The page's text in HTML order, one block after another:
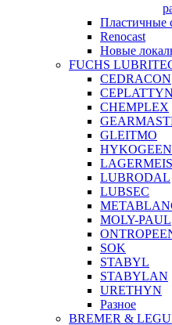
Пластичные
Renocast
Новые
FUCHS
CEDRACON
CEPLATTYN
CHEMPLEX
GLEITMO
HYKOGEEN
LUBRODAL
LUBSEC
MOLY-PAUL
SOK
STABYL
STABYLAN
URETHYN
Разное
BREMER &